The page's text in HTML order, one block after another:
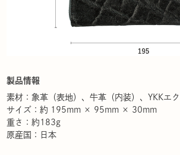
製品情報
素材：象革（表地）、牛革（内装）、YKKエ
サイズ：約 195mm × 95mm × 30mm
重さ：約183g
原産国：日本